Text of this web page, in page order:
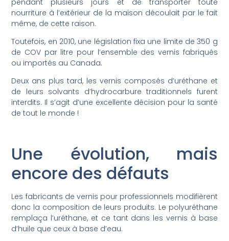
nourriture à l’extérieur de la maison découlait par le fait
même, de cette raison.
Toutefois, en 2010, une législation fixa une limite de 350 g
de COV par litre pour l’ensemble des vernis fabriqués
ou importés au Canada.
Deux ans plus tard, les vernis composés d’uréthane et
de leurs solvants d’hydrocarbure traditionnels furent
interdits. Il s’agit d’une excellente décision pour la santé
de tout le monde !
Une évolution, mais
encore des défauts
Les fabricants de vernis pour professionnels modifièrent
donc la composition de leurs produits. Le polyuréthane
remplaça l’uréthane, et ce tant dans les vernis à base
d’huile que ceux à base d’eau.